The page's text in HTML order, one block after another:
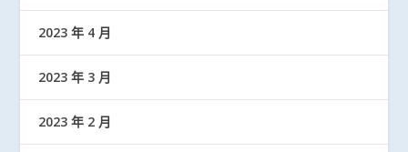
2023 年 4 月
2023 年 3 月
2023 年 2 月